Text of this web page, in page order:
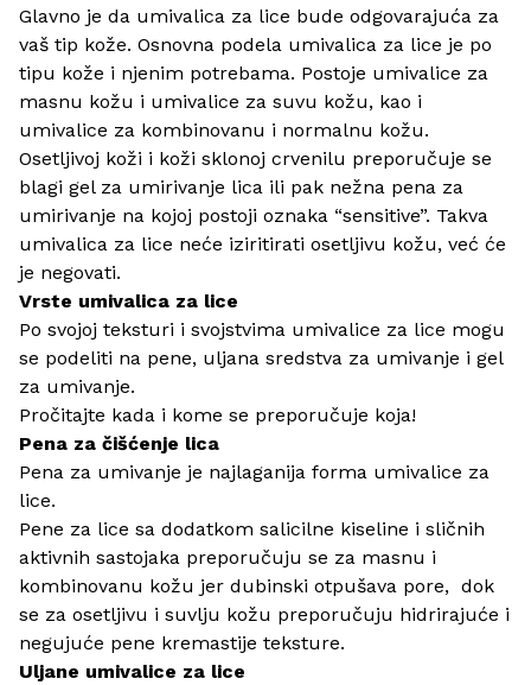
Glavno je da umivalica za lice bude odgovarajuća za
vaš tip kože. Osnovna podela umivalica za lice je po
tipu kože i njenim potrebama. Postoje umivalice za
masnu kožu i umivalice za suvu kožu, kao i
umivalice za kombinovanu i normalnu kožu.
Osetljivoj koži i koži sklonoj crvenilu preporučuje se
blagi gel za umirivanje lica ili pak nežna pena za
umirivanje na kojoj postoji oznaka “sensitive”. Takva
umivalica za lice neće iziritirati osetljivu kožu, već će
je negovati.
Vrste umivalica za lice
Po svojoj teksturi i svojstvima umivalice za lice mogu
se podeliti na pene, uljana sredstva za umivanje i gel
za umivanje.
Pročitajte kada i kome se preporučuje koja!
Pena za čišćenje lica
Pena za umivanje je najlaganija forma umivalice za
lice.
Pene za lice sa dodatkom salicilne kiseline i sličnih
aktivnih sastojaka preporučuju se za masnu i
kombinovanu kožu jer dubinski otpušava pore, dok
se za osetljivu i suvlju kožu preporučuju hidrirajuće i
negujuće pene kremastije teksture.
Uljane umivalice za lice